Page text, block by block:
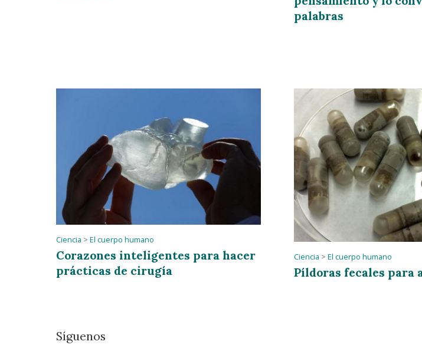
palabras
Ciencia > El cuerpo humano
Corazones inteligentes para hacer
prácticas de cirugía
Ciencia > El cuerpo humano
Píldoras fecales para
Síguenos